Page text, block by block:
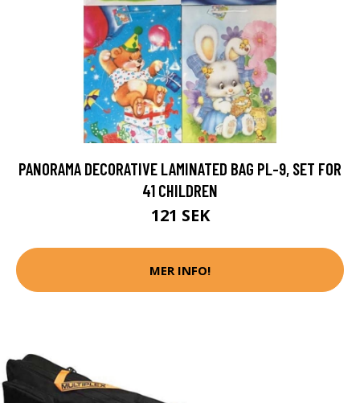
PANORAMA DECORATIVE LAMINATED BAG PL-9, SET FOR
41 CHILDREN
121 SEK
MER INFO!